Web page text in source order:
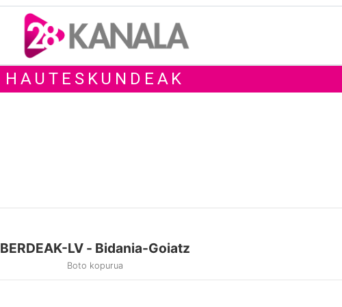
HAUTESKUNDEAK
BERDEAK-LV - Bidania-Goiatz
Boto kopurua